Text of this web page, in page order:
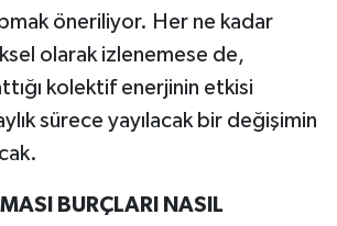
öneriliyor. Her ne kadar
olarak izlenemese de,
kolektif enerjinin etkisi
sürece yayılacak bir değişimin
BURÇLARI NASIL